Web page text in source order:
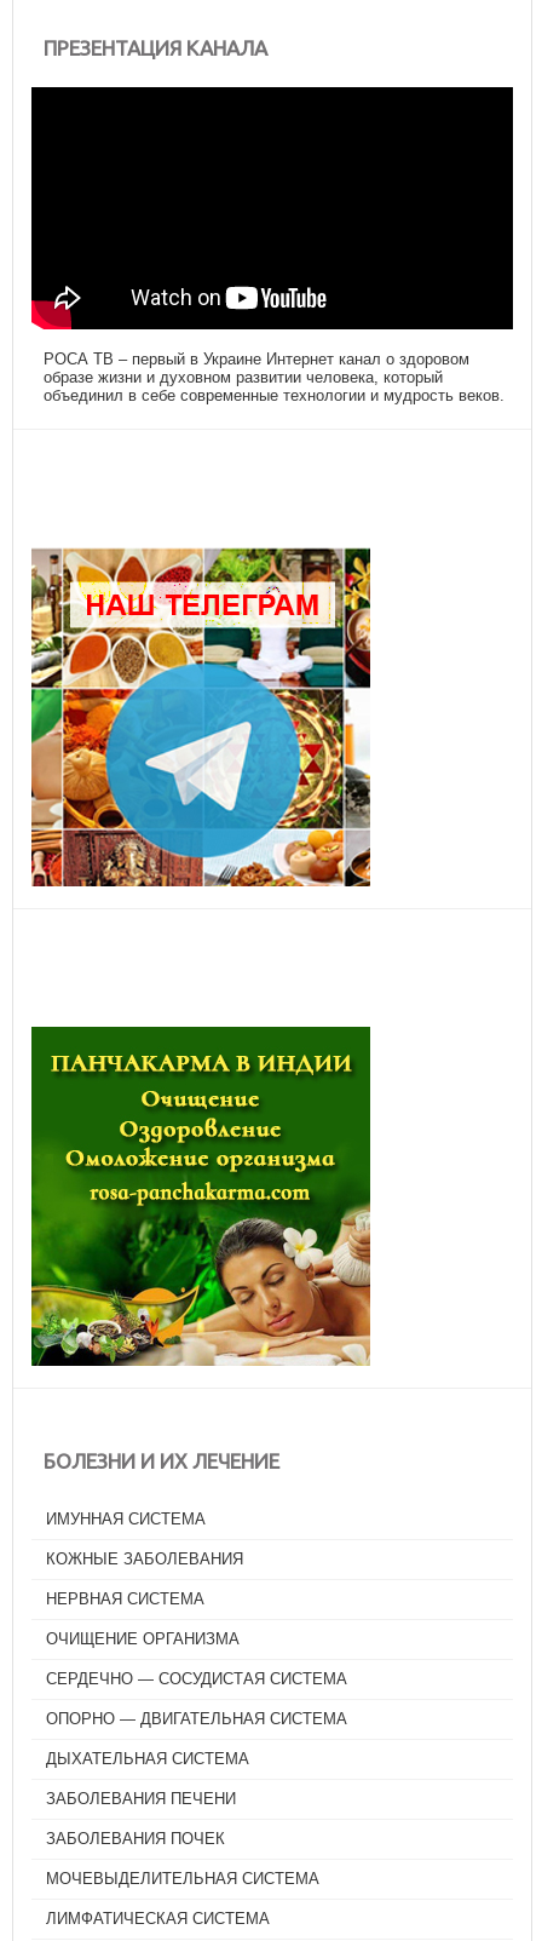
ПРЕЗЕНТАЦИЯ КАНАЛА
РОСА ТВ – первый в Украине Интернет канал о здоровом
образе жизни и духовном развитии человека, который
объединил в себе современные технологии и мудрость веков.
БОЛЕЗНИ И ИХ ЛЕЧЕНИЕ
ИМУННАЯ СИСТЕМА
КОЖНЫЕ ЗАБОЛЕВАНИЯ
НЕРВНАЯ СИСТЕМА
ОЧИЩЕНИЕ ОРГАНИЗМА
СЕРДЕЧНО — СОСУДИСТАЯ СИСТЕМА
ОПОРНО — ДВИГАТЕЛЬНАЯ СИСТЕМА
ДЫХАТЕЛЬНАЯ СИСТЕМА
ЗАБОЛЕВАНИЯ ПЕЧЕНИ
ЗАБОЛЕВАНИЯ ПОЧЕК
МОЧЕВЫДЕЛИТЕЛЬНАЯ СИСТЕМА
ЛИМФАТИЧЕСКАЯ СИСТЕМА